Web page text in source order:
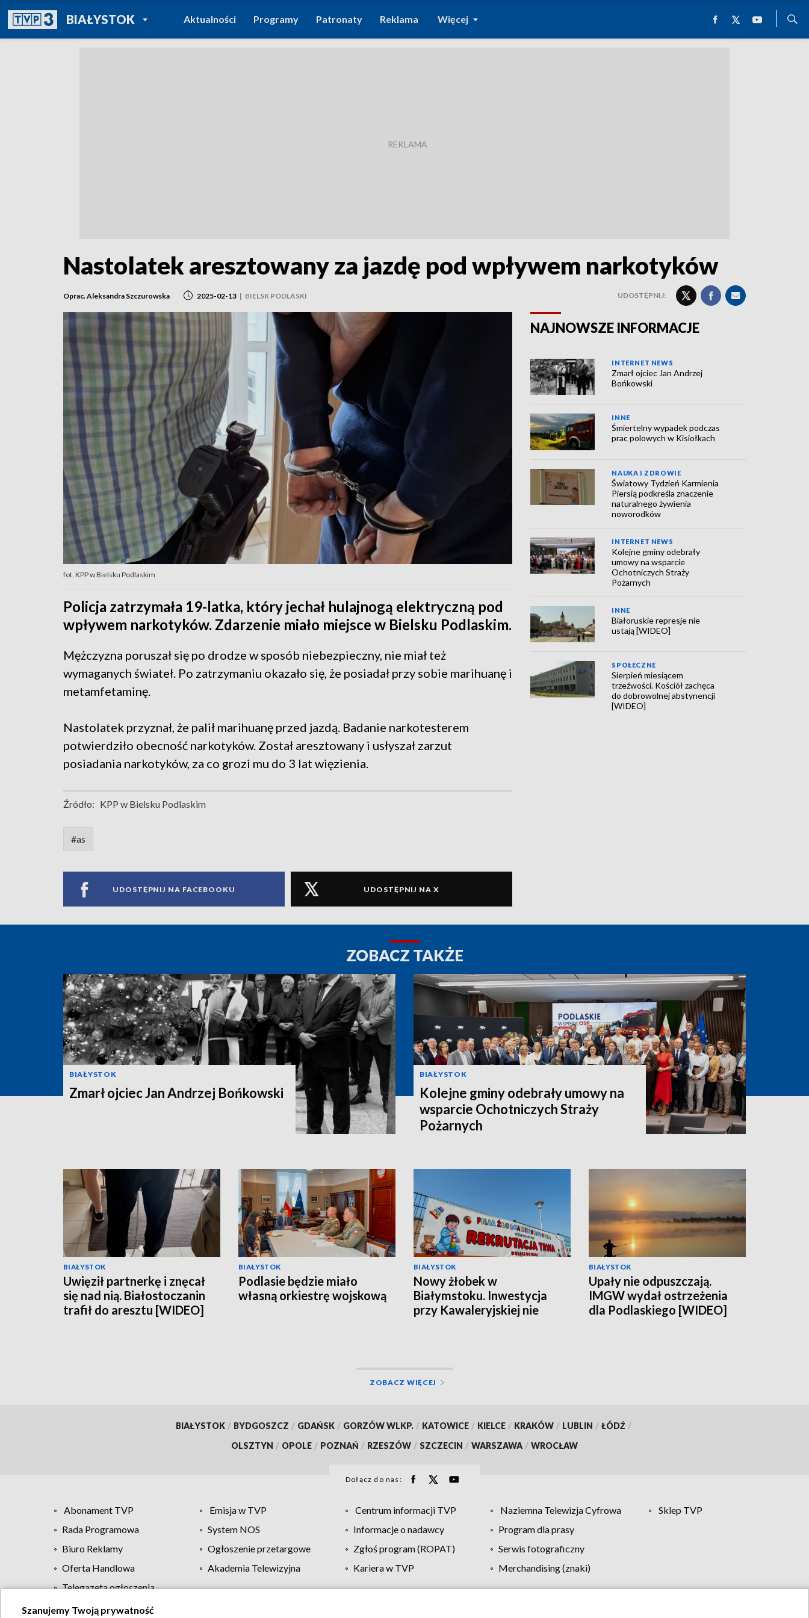
BIAŁYSTOKPOWRÓT DO
TVP REGIONY
Aktualności Programy Patronaty Reklama Więcej
Nastolatek aresztowany za jazdę pod wpływem narkotyków
Oprac. Aleksandra Szczurowska 2025-02-13 | BIELSK PODLASKI UDOSTĘPNIJ:
fot. KPP w Bielsku Podlaskim
Policja zatrzymała 19-latka, który jechał hulajnogą elektryczną pod
wpływem narkotyków. Zdarzenie miało miejsce w Bielsku Podlaskim.
Mężczyzna poruszał się po drodze w sposób niebezpieczny, nie miał też
wymaganych świateł. Po zatrzymaniu okazało się, że posiadał przy sobie marihuanę i
metamfetaminę.
Nastolatek przyznał, że palił marihuanę przed jazdą. Badanie narkotesterem
potwierdziło obecność narkotyków. Został aresztowany i usłyszał zarzut
posiadania narkotyków, za co grozi mu do 3 lat więzienia.
Źródło: KPP w Bielsku Podlaskim
#as
UDOSTĘPNIJ NA FACEBOOKU UDOSTĘPNIJ NA X
NAJNOWSZE INFORMACJE
INTERNET NEWS
Zmarł ojciec Jan Andrzej
Bońkowski
INNE
Śmiertelny wypadek podczas
prac polowych w Kisiołkach
NAUKA I ZDROWIE
Światowy Tydzień Karmienia
Piersią podkreśla znaczenie
naturalnego żywienia
noworodków
INTERNET NEWS
Kolejne gminy odebrały
umowy na wsparcie
Ochotniczych Straży
Pożarnych
INNE
Białoruskie represje nie
ustają [WIDEO]
SPOŁECZNE
Sierpień miesiącem
trzeźwości. Kościół zachęca
do dobrowolnej abstynencji
[WIDEO]
ZOBACZ TAKŻE
BIAŁYSTOK
Zmarł ojciec Jan Andrzej Bońkowski
BIAŁYSTOK
Kolejne gminy odebrały umowy na
wsparcie Ochotniczych Straży
Pożarnych
BIAŁYSTOK
Uwięził partnerkę i znęcał
się nad nią. Białostoczanin
trafił do aresztu [WIDEO]
BIAŁYSTOK
Podlasie będzie miało
własną orkiestrę wojskową
BIAŁYSTOK
Nowy żłobek w
Białymstoku. Inwestycja
przy Kawaleryjskiej nie
BIAŁYSTOK
Upały nie odpuszczają.
IMGW wydał ostrzeżenia
dla Podlaskiego [WIDEO]
ZOBACZ WIĘCEJ
BIAŁYSTOK / BYDGOSZCZ / GDAŃSK / GORZÓW WLKP. / KATOWICE / KIELCE / KRAKÓW / LUBLIN / ŁÓDŹ /
OLSZTYN / OPOLE / POZNAŃ / RZESZÓW / SZCZECIN / WARSZAWA / WROCŁAW
Dołącz do nas:
Abonament TVP Emisja w TVP Centrum informacji TVP Naziemna Telewizja Cyfrowa
Sklep TVP
Rada Programowa
System NOS Informacje o nadawcy
Program dla prasy
Biuro Reklamy
Ogłoszenie przetargowe Zgłoś program (ROPAT)
Serwis fotograficzny
Oferta Handlowa
Akademia Telewizyjna Kariera w TVP
Merchandising (znaki)
Telegazeta ogłoszenia
Szanujemy Twoją prywatność